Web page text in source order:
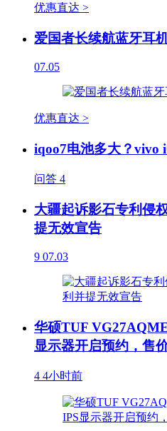
优惠直达 >
爱国者长续航蓝牙耳
07.05
优惠直达 >
iqoo7电池多大？vivo
问答 4
大疆起诉影石专利侵
提无效宣告
9 07.03
华硕TUF
显示器开启预约，售
4 4小时前